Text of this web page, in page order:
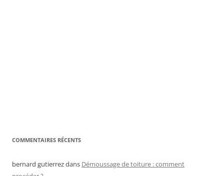
COMMENTAIRES RÉCENTS
bernard gutierrezdans Démoussage de toiture : comment